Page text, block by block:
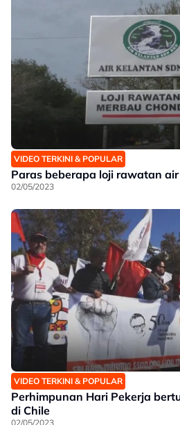
VIDEO TERKINI & POPULAR
Paras beberapa loji rawatan
02/05/2023
VIDEO TERKINI & POPULAR
Perhimpunan Hari Pekerja
di Chile
02/05/2023